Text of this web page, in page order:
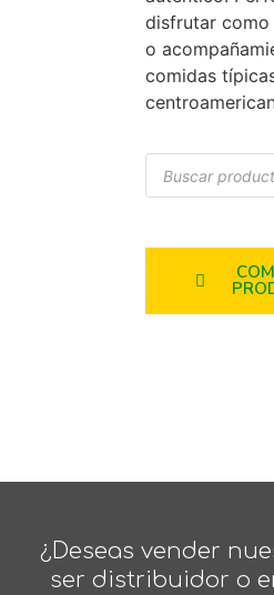
disfrutar
o
comidas
¿Deseas vender
ser distribuidor o